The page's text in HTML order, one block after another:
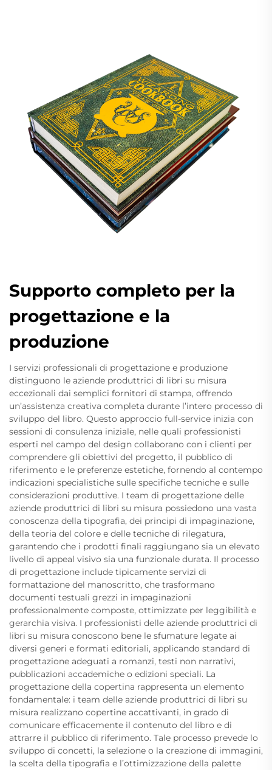
Supporto completo per la
progettazione e la
produzione
I servizi professionali di progettazione e produzione
distinguono le aziende produttrici di libri su misura
eccezionali dai semplici fornitori di stampa, offrendo
un’assistenza creativa completa durante l’intero processo di
sviluppo del libro. Questo approccio full-service inizia con
sessioni di consulenza iniziale, nelle quali professionisti
esperti nel campo del design collaborano con i clienti per
comprendere gli obiettivi del progetto, il pubblico di
riferimento e le preferenze estetiche, fornendo al contempo
indicazioni specialistiche sulle specifiche tecniche e sulle
considerazioni produttive. I team di progettazione delle
aziende produttrici di libri su misura possiedono una vasta
conoscenza della tipografia, dei principi di impaginazione,
della teoria del colore e delle tecniche di rilegatura,
garantendo che i prodotti finali raggiungano sia un elevato
livello di appeal visivo sia una funzionale durata. Il processo
di progettazione include tipicamente servizi di
formattazione del manoscritto, che trasformano
documenti testuali grezzi in impaginazioni
professionalmente composte, ottimizzate per leggibilità e
gerarchia visiva. I professionisti delle aziende produttrici di
libri su misura conoscono bene le sfumature legate ai
diversi generi e formati editoriali, applicando standard di
progettazione adeguati a romanzi, testi non narrativi,
pubblicazioni accademiche o edizioni speciali. La
progettazione della copertina rappresenta un elemento
fondamentale: i team delle aziende produttrici di libri su
misura realizzano copertine accattivanti, in grado di
comunicare efficacemente il contenuto del libro e di
attrarre il pubblico di riferimento. Tale processo prevede lo
sviluppo di concetti, la selezione o la creazione di immagini,
la scelta della tipografia e l’ottimizzazione della palette